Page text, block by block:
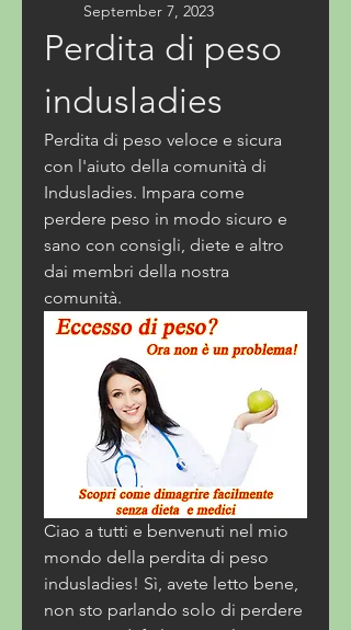
September 7, 2023
Perdita di peso
indusladies
Perdita di peso veloce e sicura
con l'aiuto della comunità di
Indusladies. Impara come
perdere peso in modo sicuro e
sano con consigli, diete e altro
dai membri della nostra
comunità.
Ciao a tutti e benvenuti nel mio
mondo della perdita di peso
indusladies! Sì, avete letto bene,
non sto parlando solo di perdere